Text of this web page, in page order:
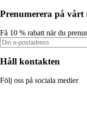
Prenumerera på vårt
Få 10 % rabatt när du
Håll kontakten
Följ oss på sociala medier